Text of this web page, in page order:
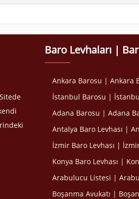
Baro Levhaları |
Ankara Barosu | Ankara
İstanbul Barosu |
Adana Barosu | Adana
Antalya Baro Levhası |
İzmir Baro Levhası |
Konya Baro Levhası |
Arabulucu Listesi |
Boşanma Avukatı |